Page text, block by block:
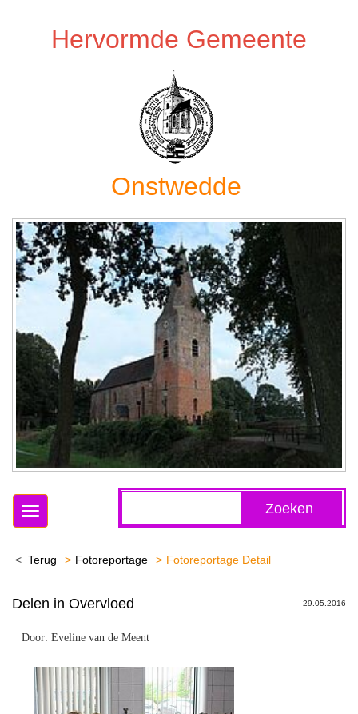
Hervormde Gemeente
Onstwedde
Zoeken
Toggle
Terug Fotoreportage Fotoreportage Detail
29.05.2016
Delen in Overvloed
Door: Eveline van de Meent